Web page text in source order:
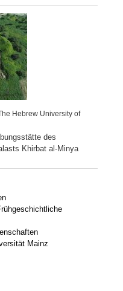
Hebrew University of
des
Khirbat al-Minya
Mainz